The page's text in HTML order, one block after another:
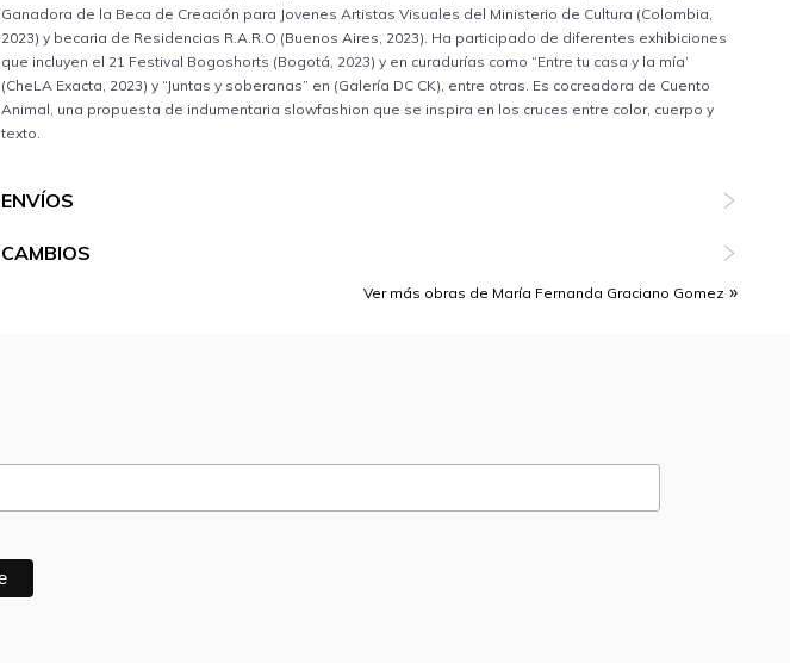
Ganadora de la Beca de Creación para Jovenes Artistas Visuales del Ministerio de Cultura (Colombia,
2023) y becaria de Residencias R.A.R.O (Buenos Aires, 2023). Ha participado de diferentes exhibiciones
que incluyen el 21 Festival Bogoshorts (Bogotá, 2023) y en curadurías como “Entre tu casa y la mía’
(CheLA Exacta, 2023) y “Juntas y soberanas” en (Galería DC CK), entre otras. Es cocreadora de Cuento
Animal, una propuesta de indumentaria slowfashion que se inspira en los cruces entre color, cuerpo y
texto.
ENVÍOS
CAMBIOS
Ver más obras de María Fernanda Graciano Gomez